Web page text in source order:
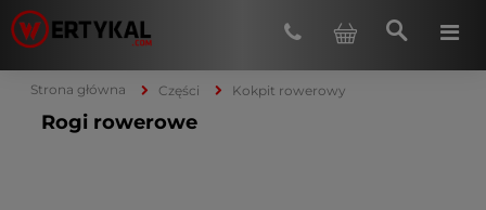
Strona główna Części Kokpit rowerowy
Rogi rowerowe